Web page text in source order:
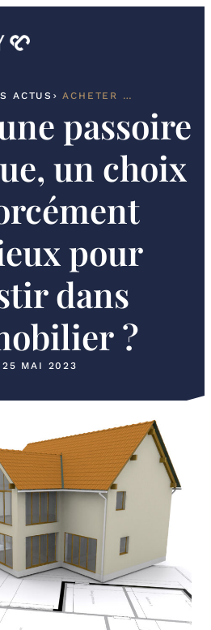
ACTUS ACHETER UNE PASSOIRE THERMIQUE, UN CHOIX PAS FORCÉMENT JUDICIEUX POUR INVESTIR DANS L’IMMOBILIER ?
passoire
un choix
pour
dans
?
25 MAI 2023